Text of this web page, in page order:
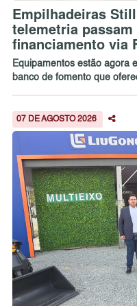
Empilhadeiras
telemetria
financiamento via
Equipamentos estão agora
banco de fomento que
07 DE AGOSTO 2026